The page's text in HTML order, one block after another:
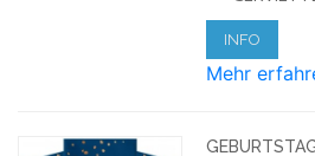
INFO
Mehr